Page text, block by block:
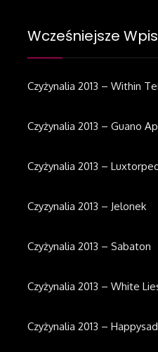
Wcześniejsze
Czyżynalia 2013 – Within
Czyżynalia 2013 – Guano
Czyżynalia 2013 –
Czyzynalia 2013 – Jelonek
Czyżynalia 2013 – Sabaton
Czyżynalia 2013 – White
Czyżynalia 2013 – Happysad